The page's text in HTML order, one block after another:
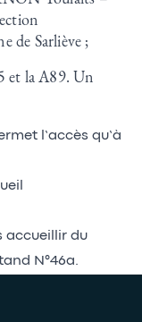
de Sarliève ;
et la A89. Un
l’accès qu’à
accueillir du
N°46a.